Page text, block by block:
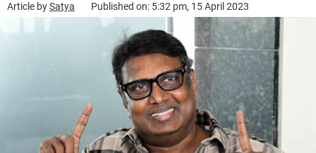
Article bySatya Published on: 5:32 pm, 15 April 2023